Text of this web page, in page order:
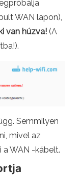
WAN lapon),
van húzva! (A
Semmilyen
mivel az
WAN -kábelt.